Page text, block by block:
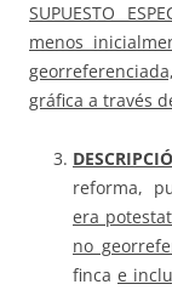
SUPUESTO
menos
gráfica a través
reforma,
era
no
finca e